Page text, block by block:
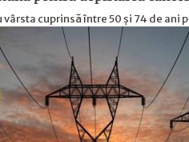
vârsta cuprinsă între 50 și 74 de